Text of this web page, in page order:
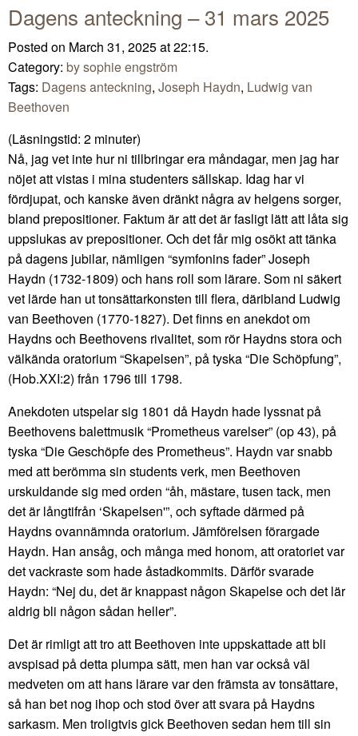
Dagens anteckning – 31 mars 2025
Posted on March 31, 2025 at 22:15.
Category: by sophie engström
Tags: Dagens anteckning, Joseph Haydn, Ludwig van
Beethoven
(Läsningstid: 2 minuter)
Nå, jag vet inte hur ni tillbringar era måndagar, men jag har
nöjet att vistas i mina studenters sällskap. Idag har vi
fördjupat, och kanske även dränkt några av helgens sorger,
bland prepositioner. Faktum är att det är fasligt lätt att låta sig
uppslukas av prepositioner. Och det får mig osökt att tänka
på dagens jubilar, nämligen “symfonins fader” Joseph
Haydn (1732-1809) och hans roll som lärare. Som ni säkert
vet lärde han ut tonsättarkonsten till flera, däribland Ludwig
van Beethoven (1770-1827). Det finns en anekdot om
Haydns och Beethovens rivalitet, som rör Haydns stora och
välkända oratorium “Skapelsen”, på tyska “Die Schöpfung”,
(Hob.XXI:2) från 1796 till 1798.
Anekdoten utspelar sig 1801 då Haydn hade lyssnat på
Beethovens balettmusik “Prometheus varelser” (op 43), på
tyska “Die Geschöpfe des Prometheus”. Haydn var snabb
med att berömma sin students verk, men Beethoven
urskuldande sig med orden “åh, mästare, tusen tack, men
det är långtifrån ‘Skapelsen'”, och syftade därmed på
Haydns ovannämnda oratorium. Jämförelsen förargade
Haydn. Han ansåg, och många med honom, att oratoriet var
det vackraste som hade åstadkommits. Därför svarade
Haydn: “Nej du, det är knappast någon Skapelse och det lär
aldrig bli någon sådan heller”.
Det är rimligt att tro att Beethoven inte uppskattade att bli
avspisad på detta plumpa sätt, men han var också väl
medveten om att hans lärare var den främsta av tonsättare,
så han bet nog ihop och stod över att svara på Haydns
sarkasm. Men troligtvis gick Beethoven sedan hem till sin